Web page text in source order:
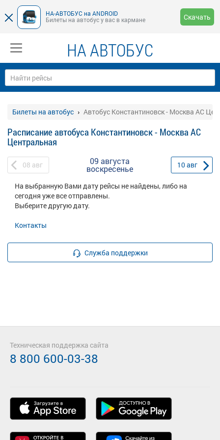
НА-АВТОБУС на ANDROID
Билеты на автобус у вас в кармане
Скачать
НА АВТОБУС
Билеты на автобус Автобус Константиновск - Москва АС
Расписание автобуса Константиновск - Москва АС
Центральная
08 авг 09 августа
воскресенье 10авг
На выбранную Вами дату рейсы не найдены, либо на
сегодня уже все отправлены.
Выберите другую дату.
Контакты
Служба поддержки
Техническая поддержка сайта
8 800 600-03-38